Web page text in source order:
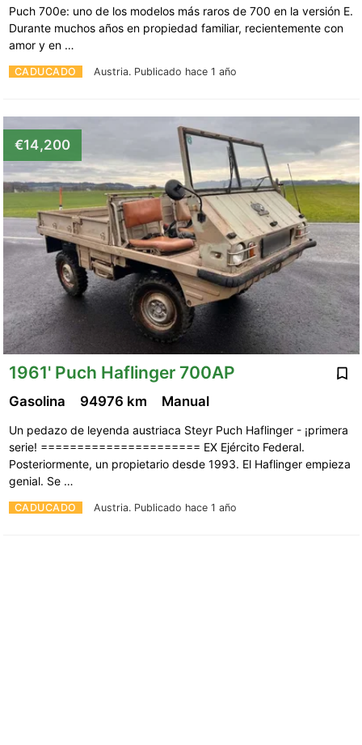
CADUCADO Austria. Publicado hace 1 año
Puch 700e: uno de los modelos más raros de 700 en la versión E.
Durante muchos años en propiedad familiar, recientemente con
amor y en …
€14,200
1961' Puch Haflinger 700AP
CADUCADO Austria. Publicado hace 1 año
Gasolina 94976 km Manual
Un pedazo de leyenda austriaca Steyr Puch Haflinger - ¡primera
serie! ====================== EX Ejército Federal.
Posteriormente, un propietario desde 1993. El Haflinger empieza
genial. Se …